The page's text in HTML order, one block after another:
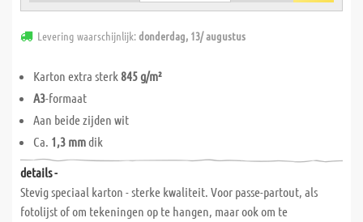
Levering waarschijnlijk:donderdag, 13/ augustus
Karton extra sterk845 g/m²
A3-formaat
Aan beide zijden wit
Ca. 1,3 mmdik
details -
Stevig speciaal karton - sterke kwaliteit. Voor passe-partout, als
fotolijst of om tekeningen op te hangen, maar ook om te